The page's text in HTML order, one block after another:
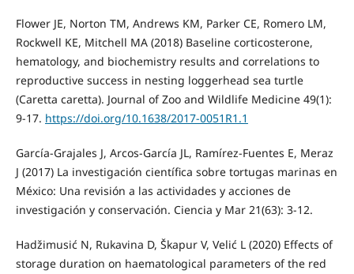
Flower JE, Norton TM, Andrews KM, Parker CE, Romero LM,
Rockwell KE, Mitchell MA (2018) Baseline corticosterone,
hematology, and biochemistry results and correlations to
reproductive success in nesting loggerhead sea turtle
(Caretta caretta). Journal of Zoo and Wildlife Medicine 49(1):
9-17. https://doi.org/10.1638/2017-0051R1.1
García-Grajales J, Arcos-García JL, Ramírez-Fuentes E, Meraz
J (2017) La investigación científica sobre tortugas marinas en
México: Una revisión a las actividades y acciones de
investigación y conservación. Ciencia y Mar 21(63): 3-12.
Hadžimusić N, Rukavina D, Škapur V, Velić L (2020) Effects of
storage duration on haematological parameters of the red